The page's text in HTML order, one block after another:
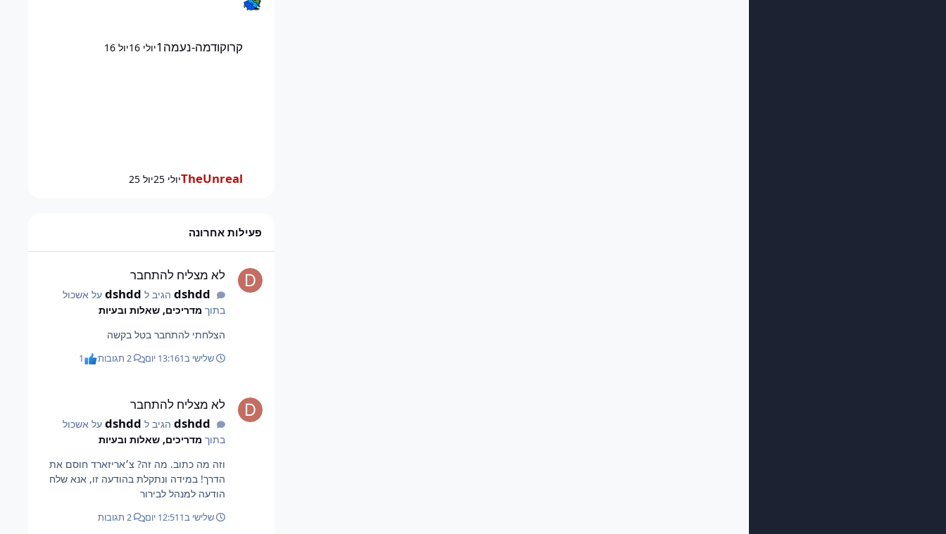
קרוקודמה-נעמה1 יולי 16 יול 16
TheUnrealיולי 25 יול 25
פעילות אחרונה
לא מצליח להתחבר
dshddהגיב ל dshddעל אשכול
בתוך מדריכים, שאלות ובעיות
הצלחתי להתחבר בטל בקשה
שלישי ב13:161 יום 2 תגובות 1
לא מצליח להתחבר
dshddהגיב ל dshddעל אשכול
בתוך מדריכים, שאלות ובעיות
וזה מה כתוב. מה זה? צ׳אריזארד חוסם את
הדרך! במידה ונתקלת בהודעה זו, אנא שלח
הודעה למנהל לבירור
שלישי ב12:511 יום 2 תגובות